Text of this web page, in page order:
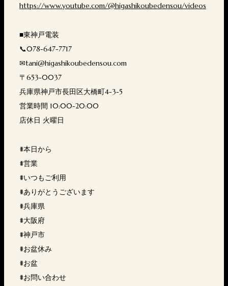
https://www.youtube.com/@higashikoubedensou/videos
■東神戸電装
📞078-647-7717
✉tani@higashikoubedensou.com
〒653-0037
兵庫県神戸市長田区大橋町4-3-5
営業時間 10:00-20:00
店休日 火曜日
#本日から
#営業
#いつもご利用
#ありがとうございます
#兵庫県
#大阪府
#神戸市
#お盆休み
#お盆
#お問い合わせ